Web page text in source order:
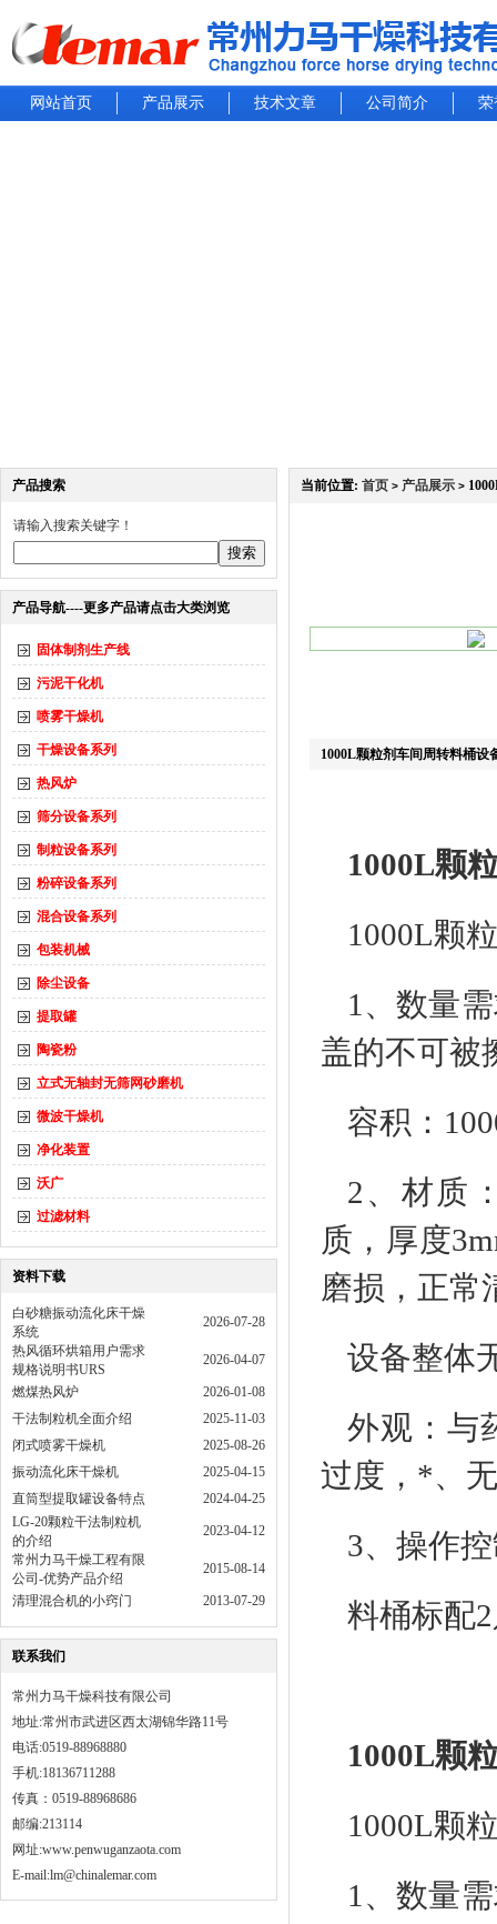
网站首页 产品展示 技术文章 公司简介 荣
产品搜索
请输入搜索关键字！
产品导航----更多产品请点击大类浏览
固体制剂生产线
污泥干化机
喷雾干燥机
干燥设备系列
热风炉
筛分设备系列
制粒设备系列
粉碎设备系列
混合设备系列
包装机械
除尘设备
提取罐
陶瓷粉
立式无轴封无筛网砂磨机
微波干燥机
净化装置
沃广
过滤材料
资料下载
白砂糖振动流化床干燥
系统
2026-07-28
热风循环烘箱用户需求
规格说明书URS
2026-04-07
燃煤热风炉
2026-01-08
干法制粒机全面介绍
2025-11-03
闭式喷雾干燥机
2025-08-26
振动流化床干燥机
2025-04-15
直筒型提取罐设备特点
2024-04-25
LG-20颗粒干法制粒机
的介绍
2023-04-12
常州力马干燥工程有限
公司-优势产品介绍
2015-08-14
清理混合机的小窍门 2013-07-29
联系我们
常州力马干燥科技有限公司
地址:常州市武进区西太湖锦华路11号
电话:0519-88968880
手机:18136711288
传真：0519-88968686
邮编:213114
网址:www.penwuganzaota.com
E-mail:lm@chinalemar.com
当前位置: 首页 > 产品展示 >
1000L颗粒剂车间周转料桶设
1000L颗
1000L颗
1、数量
盖的不可被
容积：
2、材质
质，厚度
磨损，正常
设备整体
外观：与
过度，*、
3、操作
料桶标配
1000L颗
1000L颗
1、数量